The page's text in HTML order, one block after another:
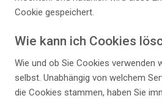
Cookie gespeichert.
Wie kann ich Cookies
Wie und ob Sie Cookies verwenden
selbst. Unabhängig von welchem
die Cookies stammen, haben Sie